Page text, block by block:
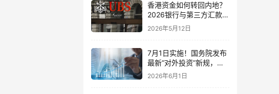
香港资金如何转回内地？
2026银行与第三方汇款全
攻略
2026年5月12日
7月1日实施！国务院发布
最新“对外投资”新规，炒
股、出海、海外资产配置
2026年6月1日